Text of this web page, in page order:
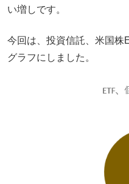
い増しです。
今回は、投資信託、米国株
グラフにしました。